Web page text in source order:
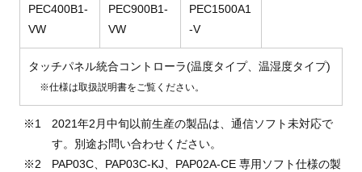
PEC400B1-
VW
PEC900B1-
VW
PEC1500A1
-V
タッチパネル統合コントローラ(温度タイプ、温湿度タイプ)
※仕様は取扱説明書をご覧ください。
2021年2月中旬以前生産の製品は、通信ソフト未対応で
す。別途お問い合わせください。
PAP03C、PAP03C-KJ、PAP02A-CE 専用ソフト仕様の製